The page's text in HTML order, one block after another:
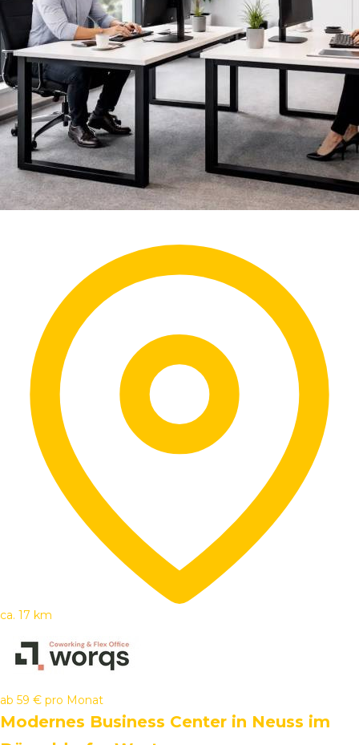
ca. 17 km
ab 59 € pro Monat
Modernes Business Center in Neuss im